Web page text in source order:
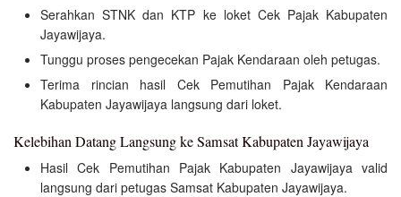
Serahkan STNK dan KTP ke loket Cek Pajak Kabupaten
Jayawijaya.
Tunggu proses pengecekan Pajak Kendaraan oleh petugas.
Terima rincian hasil Cek Pemutihan Pajak Kendaraan
Kabupaten Jayawijaya langsung dari loket.
Kelebihan Datang Langsung ke Samsat Kabupaten Jayawijaya
Hasil Cek Pemutihan Pajak Kabupaten Jayawijaya valid
langsung dari petugas Samsat Kabupaten Jayawijaya.